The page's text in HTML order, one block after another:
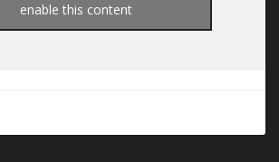
enable this content